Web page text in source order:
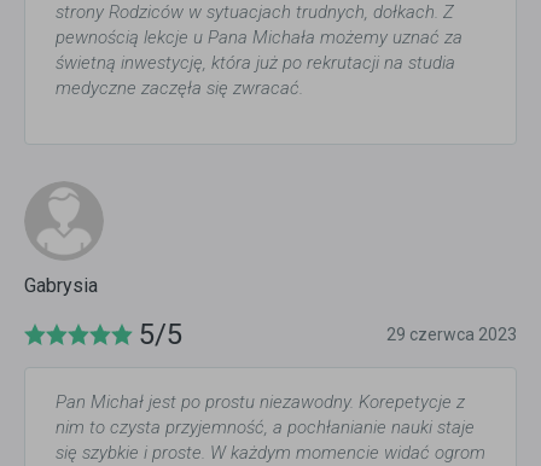
strony Rodziców w sytuacjach trudnych, dołkach. Z
pewnością lekcje u Pana Michała możemy uznać za
świetną inwestycję, która już po rekrutacji na studia
medyczne zaczęła się zwracać.
Gabrysia
5/5 29 czerwca 2023
Pan Michał jest po prostu niezawodny. Korepetycje z
nim to czysta przyjemność, a pochłanianie nauki staje
się szybkie i proste. W każdym momencie widać ogrom